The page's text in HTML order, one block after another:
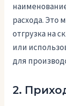
расхода. Это
отгрузка на
или
для
2.